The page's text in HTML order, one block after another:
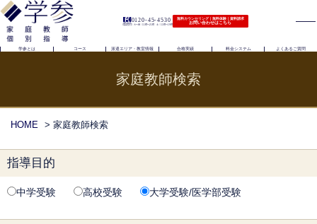
0120-45-4530
（電話受付）火〜金｜11時〜21時 土｜11時〜19時
無料カウンセリング｜無料体験｜資料請求
お問い合わせはこちら
学参とは コース 派遣エリア・教室情報 合格実績 料金システム よくあるご質問
家庭教師検索
HOME > 家庭教師検索
指導目的
中学受験 高校受験 大学受験/医学部受験